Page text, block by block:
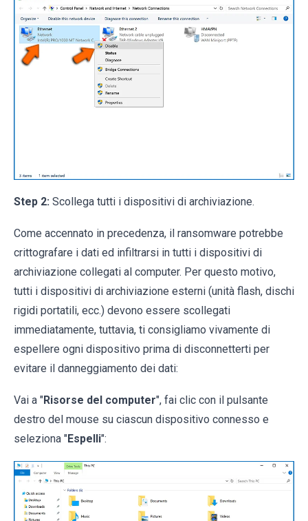
Step 2: Scollega tutti i dispositivi di archiviazione.
Come accennato in precedenza, il ransomware potrebbe
crittografare i dati ed infiltrarsi in tutti i dispositivi di
archiviazione collegati al computer. Per questo motivo,
tutti i dispositivi di archiviazione esterni (unità flash, dischi
rigidi portatili, ecc.) devono essere scollegati
immediatamente, tuttavia, ti consigliamo vivamente di
espellere ogni dispositivo prima di disconnetterti per
evitare il danneggiamento dei dati:
Vai a "Risorse del computer", fai clic con il pulsante
destro del mouse su ciascun dispositivo connesso e
seleziona "Espelli":